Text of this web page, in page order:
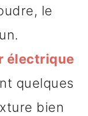
le
électrique
quelques
bien